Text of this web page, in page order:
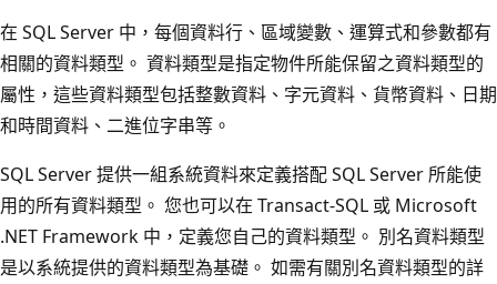
在 SQL Server 中，每個資料行、區域變數、運算式和參數都有
相關的資料類型。 資料類型是指定物件所能保留之資料類型的
屬性，這些資料類型包括整數資料、字元資料、貨幣資料、日期
和時間資料、二進位字串等。
SQL Server 提供一組系統資料來定義搭配 SQL Server 所能使
用的所有資料類型。 您也可以在 Transact-SQL 或 Microsoft
.NET Framework 中，定義您自己的資料類型。 別名資料類型
是以系統提供的資料類型為基礎。 如需有關別名資料類型的詳